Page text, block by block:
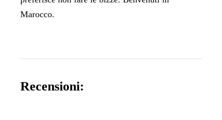
Marocco.
Recensioni: